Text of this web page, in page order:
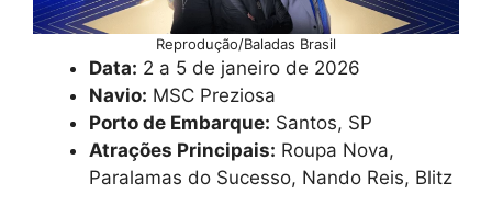
Reprodução/Baladas Brasil
Data: 2 a 5 de janeiro de 2026
Navio: MSC Preziosa
Porto de Embarque: Santos, SP
Atrações Principais: Roupa Nova,
Paralamas do Sucesso, Nando Reis, Blitz